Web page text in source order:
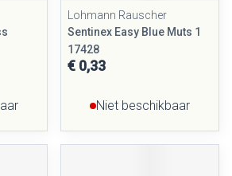
Lohmann Rauscher
Sentinex Easy Blue Muts 1
17428
€ 0,33
Niet beschikbaar